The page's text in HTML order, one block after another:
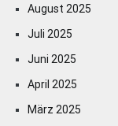
August 2025
Juli 2025
Juni 2025
April 2025
März 2025